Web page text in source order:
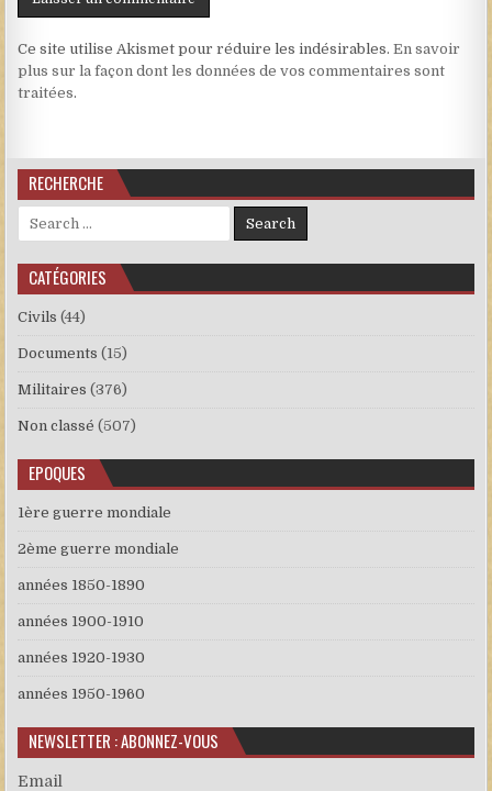
Ce site utilise Akismet pour réduire les indésirables.En savoir
plus sur la façon dont les données de vos commentaires sont
traitées.
RECHERCHE
Search for:
CATÉGORIES
Civils (44)
Documents (15)
Militaires (376)
Non classé (507)
EPOQUES
1ère guerre mondiale
2ème guerre mondiale
années 1850-1890
années 1900-1910
années 1920-1930
années 1950-1960
NEWSLETTER : ABONNEZ-VOUS
Email